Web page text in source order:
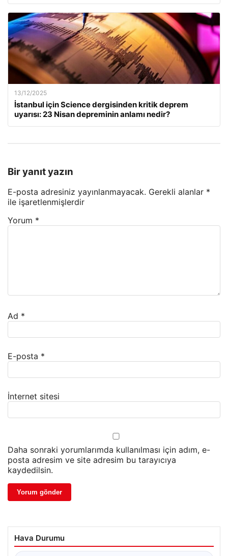
13/12/2025
İstanbul için Science dergisinden kritik deprem
uyarısı: 23 Nisan depreminin anlamı nedir?
Bir yanıt yazın
E-posta adresiniz yayınlanmayacak. Gerekli alanlar *
ile işaretlenmişlerdir
Yorum *
Ad *
E-posta *
İnternet sitesi
Daha sonraki yorumlarımda kullanılması için adım, e-
posta adresim ve site adresim bu tarayıcıya
kaydedilsin.
Hava Durumu